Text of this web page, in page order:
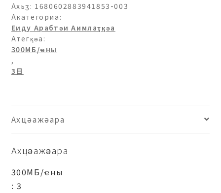
Ахьӡ: 1680602883941853-003
Акатегориа:
Еиду Арабтәи Аимлаҭқәа
Атегқәа:
300МБ/ҽны
,
3日
Ахцәажәара
Ахцәажәара
300МБ/ҽны
: 3